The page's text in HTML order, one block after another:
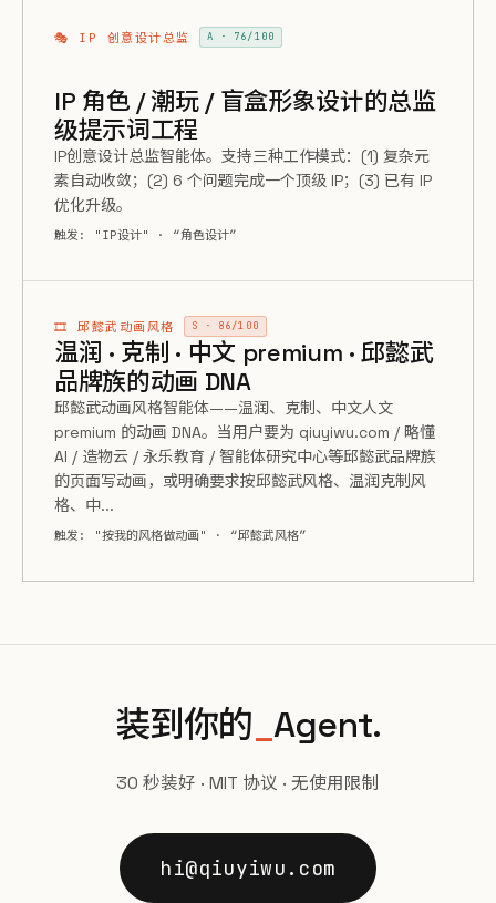
🎭 IP 创意设计总监 A · 76/100
IP 角色 / 潮玩 / 盲盒形象设计的总监
级提示词工程
IP创意设计总监智能体。支持三种工作模式：(1) 复杂元
素自动收敛；(2) 6 个问题完成一个顶级 IP；(3) 已有 IP
优化升级。
触发: "IP设计" · “角色设计”
🎞️ 邱懿武动画风格 S · 86/100
温润 · 克制 · 中文 premium · 邱懿武
品牌族的动画 DNA
邱懿武动画风格智能体——温润、克制、中文人文
premium 的动画 DNA。当用户要为 qiuyiwu.com / 略懂
AI / 造物云 / 永乐教育 / 智能体研究中心等邱懿武品牌族
的页面写动画，或明确要求按邱懿武风格、温润克制风
格、中...
触发: "按我的风格做动画" · “邱懿武风格”
装到你的 Agent.
30 秒装好 · MIT 协议 · 无使用限制
hi@qiuyiwu.com